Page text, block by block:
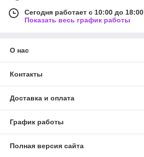
Сегодня работает с 10:00 до 18:00
Показать весь график работы
О нас
Контакты
Доставка и оплата
График работы
Полная версия сайта